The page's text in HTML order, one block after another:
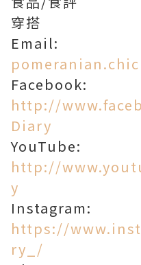
穿搭
Email:
Facebook:
http://
Diary
YouTube:
http://
y
Instagram:
https://
ry_/